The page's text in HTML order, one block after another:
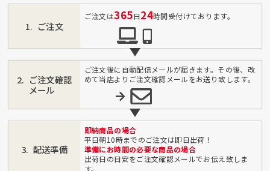
ご注文
ご注文は365日24時間受付けております。
ご注文確認
メール
ご注文後に自動配信メールが届きます。その後、改
めて当店よりご注文確認メールをお送り致します。
配送準備
即納商品の場合
平日朝10時までのご注文は即日出荷！
準備にお時間の必要な商品の場合
出荷日の目安をご注文確認メールでお伝え致しま
す。